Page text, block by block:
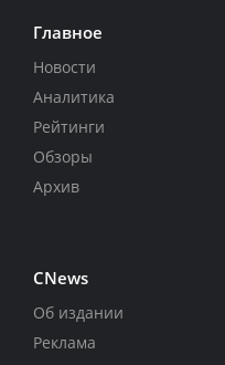
Главное
Новости
Аналитика
Рейтинги
Обзоры
Архив
CNews
Об издании
Реклама